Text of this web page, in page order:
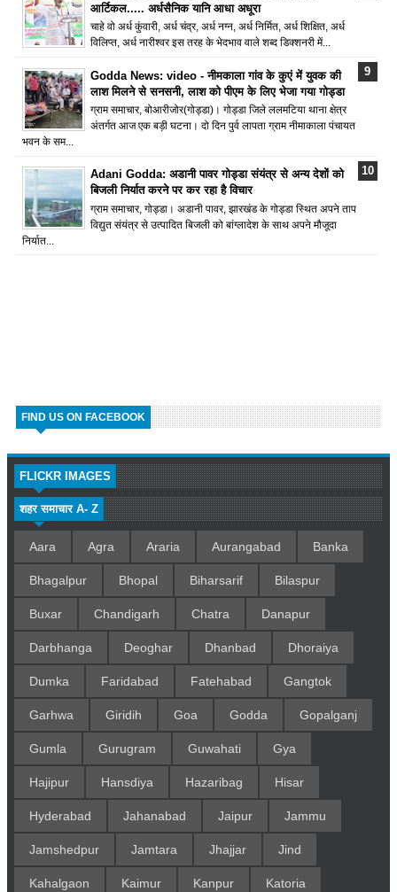
आर्टिकल..... अर्धसैनिक यानि आधा अधूरा
चाहे वो अर्ध कुंवारी, अर्ध चंद्र, अर्ध नग्न, अर्ध निर्मित, अर्ध शिक्षित, अर्ध
विलिप्त, अर्ध नारीश्वर इस तरह के भेदभाव वाले शब्द डिक्शनरी में...
Godda News: video - नीमकाला गांव के कुएं में युवक की
लाश मिलने से सनसनी, लाश को पीएम के लिए भेजा गया गोड्डा
ग्राम समाचार, बोआरीजोर(गोड्डा)। गोड्डा जिले ललमटिया थाना क्षेत्र
अंतर्गत आज एक बड़ी घटना। दो दिन पुर्व लापता ग्राम नीमाकाला पंचायत
भवन के सम...
Adani Godda: अडानी पावर गोड्डा संयंत्र से अन्य देशों को
बिजली निर्यात करने पर कर रहा है विचार
ग्राम समाचार, गोड्डा। अडानी पावर, झारखंड के गोड्डा स्थित अपने ताप
विद्युत संयंत्र से उत्पादित बिजली को बांग्लादेश के साथ अपने मौजूदा
निर्यात...
FIND US ON FACEBOOK
FLICKR IMAGES
शहर समाचार A- Z
Aara Agra Araria Aurangabad Banka
Bhagalpur Bhopal Biharsarif Bilaspur
Buxar Chandigarh Chatra Danapur
Darbhanga Deoghar Dhanbad Dhoraiya
Dumka Faridabad Fatehabad Gangtok
Garhwa Giridih Goa Godda Gopalganj
Gumla Gurugram Guwahati Gya
Hajipur Hansdiya Hazaribag Hisar
Hyderabad Jahanabad Jaipur Jammu
Jamshedpur Jamtara Jhajjar Jind
Kahalgaon Kaimur Kanpur Katoria